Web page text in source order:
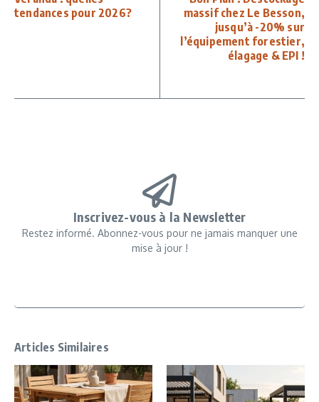
tendances pour 2026?
massif chez Le Besson,
jusqu’à -20% sur
l’équipement forestier,
élagage & EPI !
Inscrivez-vous à la Newsletter
Restez informé. Abonnez-vous pour ne jamais manquer une
mise à jour !
Articles Similaires